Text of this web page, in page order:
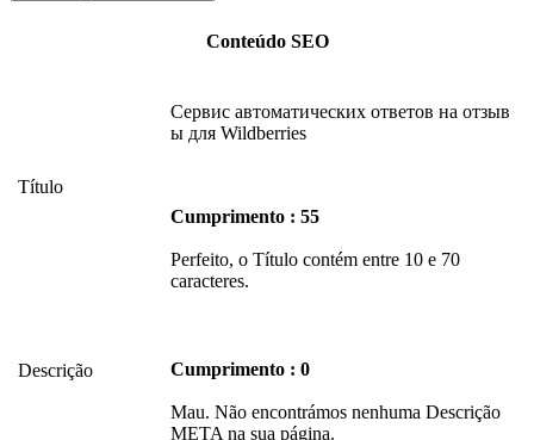
Conteúdo SEO
Título
Сервис автоматических ответов на отзыв
ы для Wildberries
Cumprimento : 55
Perfeito, o Título contém entre 10 e 70
caracteres.
Descrição Cumprimento : 0
Mau. Não encontrámos nenhuma Descrição
META na sua página.